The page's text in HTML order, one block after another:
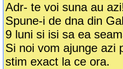
Adr- te voi suna au
Spune-i de dna din
9 luni si isi sa ea
Si noi vom ajunge azi
stim exact la ce ora.